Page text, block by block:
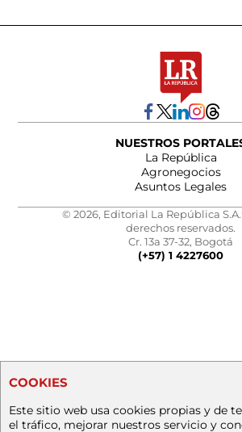
NUESTROS
La República
Agronegocios
Asuntos Legales
© 2026, Editorial La República
derechos reservados.
Cr. 13a 37-32, Bogotá
(+57) 1 4227600
COOKIES
Este sitio web usa cookies propias y de
el tráfico, mejorar nuestros servicio y